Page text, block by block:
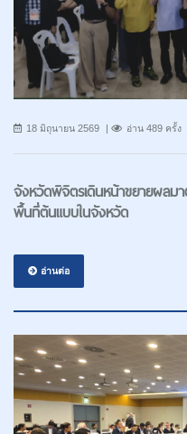
18 มิถุนายน 2569 อ่าน 489 ครั้ง
จังหวัดพิจิตรเดินหน้าขยายผลม
พื้นที่ต้นแบบในจังหวัด
อ่านต่อ